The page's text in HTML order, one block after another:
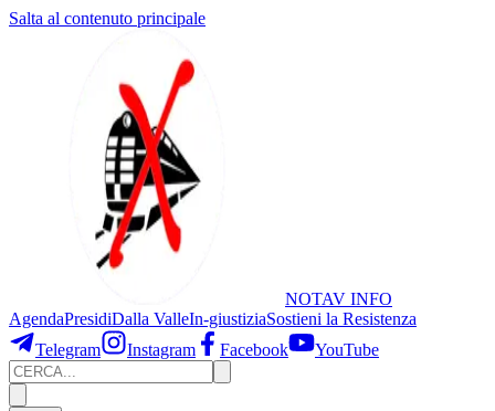
Salta al contenuto principale
NOTAV INFO
AgendaPresidiDalla ValleIn-giustiziaSostieni la Resistenza
Telegram
Instagram Facebook YouTube